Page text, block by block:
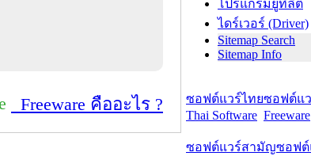
Freeware คืออะไร ?
โปรแกรมยูทิลิตี้
ไดร์เวอร์ (Driver)
Sitemap Search
Sitemap Info
ซอฟต์แวร์ไทย
Thai Software
ซอฟต์แ
Freeware
ซอฟต์แวร์สามัญซอฟต์